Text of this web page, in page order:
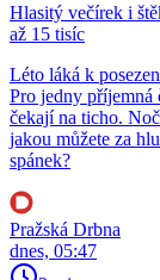
Hlasitý večírek i
až 15 tisíc
Léto láká k
Pro jedny příjemná
čekají na ticho.
jakou můžete za
spánek?
Pražská Drbna
dnes, 05:47